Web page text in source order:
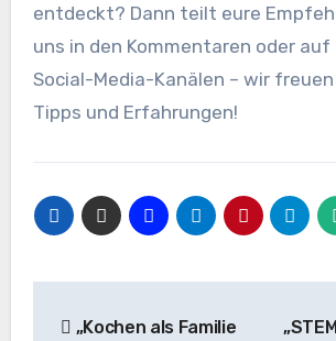
entdeckt? Dann teilt eure
uns in den Kommentaren oder auf
Social-Media-Kanälen – wir
Tipps und Erfahrungen!
„Kochen als Familie